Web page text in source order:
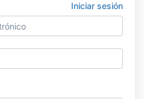
Iniciar sesión